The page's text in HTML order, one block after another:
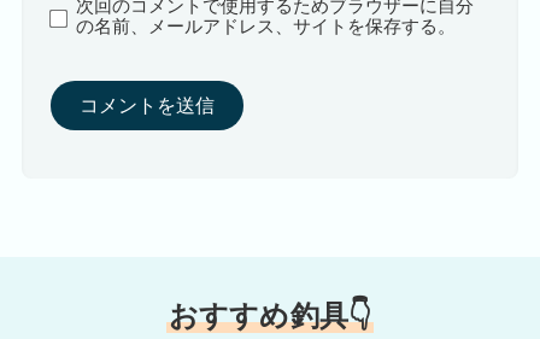
次回のコメントで使用するためブラウザーに自分
の名前、メールアドレス、サイトを保存する。
おすすめ釣具👇